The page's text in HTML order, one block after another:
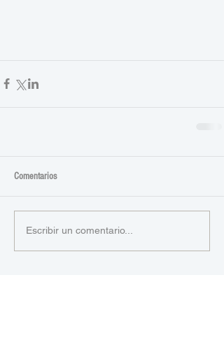
Comentarios
Escribir un comentario...